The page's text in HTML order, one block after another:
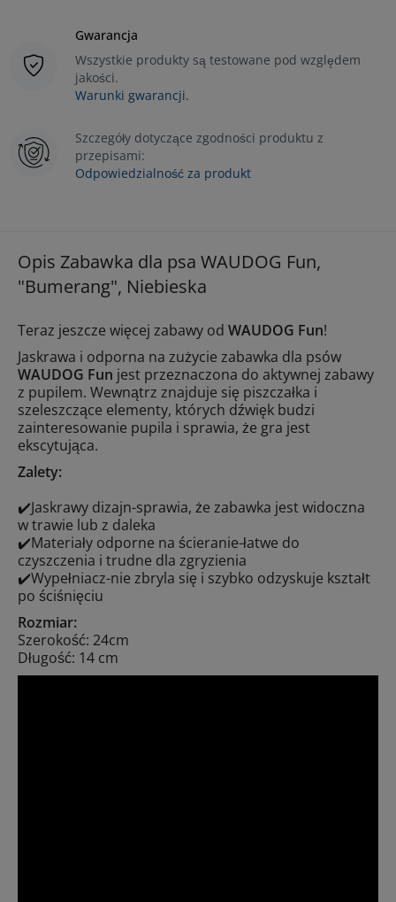
Gwarancja
Wszystkie produkty są testowane pod względem
jakości.
Warunki gwarancji.
Szczegóły dotyczące zgodności produktu z
przepisami:
Odpowiedzialność za produkt
Opis Zabawka dla psa WAUDOG Fun,
"Bumerang", Niebieska
Teraz jeszcze więcej zabawy od WAUDOG Fun!
Jaskrawa i odporna na zużycie zabawka dla psów
WAUDOG Fun jest przeznaczona do aktywnej zabawy
z pupilem. Wewnątrz znajduje się piszczałka i
szeleszczące elementy, których dźwięk budzi
zainteresowanie pupila i sprawia, że gra jest
ekscytująca.
Zalety:
✔️Jaskrawy dizajn-sprawia, że zabawka jest widoczna
w trawie lub z daleka
✔️Materiały odporne na ścieranie-łatwe do
czyszczenia i trudne dla zgryzienia
✔️Wypełniacz-nie zbryla się i szybko odzyskuje kształt
po ściśnięciu
Rozmiar:
Szerokość: 24cm
Długość: 14 cm